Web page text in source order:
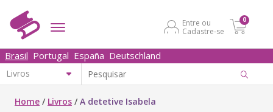
Entre ou
Cadastre-se
0
Brasil Portugal España Deutschland
Home / Livros /A detetive Isabela